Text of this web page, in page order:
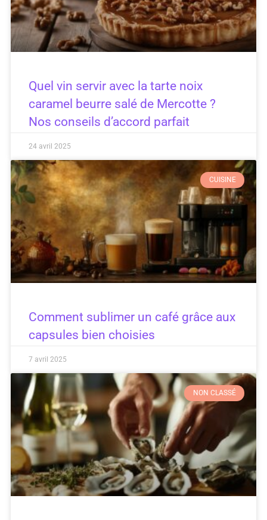
Quel vin servir avec la tarte noix
caramel beurre salé de Mercotte ?
Nos conseils d’accord parfait
24 avril 2025
CUISINE
Comment sublimer un café grâce aux
capsules bien choisies
7 avril 2025
NON CLASSÉ